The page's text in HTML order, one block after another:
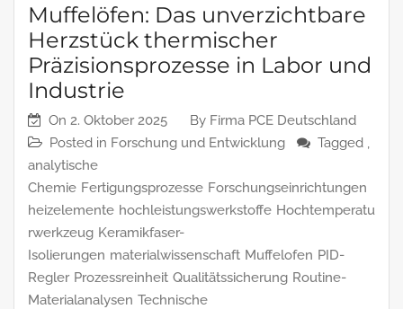
Muffelöfen: Das unverzichtbare
Herzstück thermischer
Präzisionsprozesse in Labor und
Industrie
On 2. Oktober 2025 By Firma PCE Deutschland
Posted in Forschung und Entwicklung
Tagged ,
analytische
Chemie Fertigungsprozesse Forschungseinrichtungen
heizelemente hochleistungswerkstoffe Hochtemperatu
rwerkzeug Keramikfaser-
Isolierungen materialwissenschaft Muffelofen PID-
Regler Prozessreinheit Qualitätssicherung Routine-
Materialanalysen Technische